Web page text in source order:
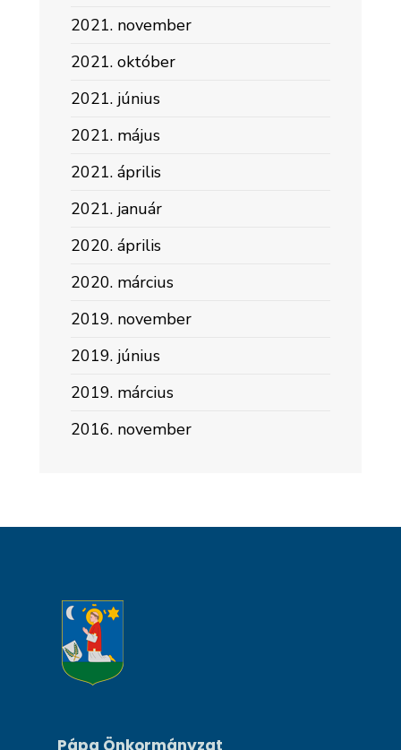
2021. november
2021. október
2021. június
2021. május
2021. április
2021. január
2020. április
2020. március
2019. november
2019. június
2019. március
2016. november
Pápa Önkormányzat